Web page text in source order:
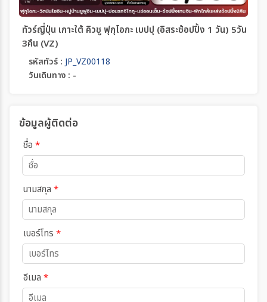
ทัวร์ญี่ปุ่น เกาะใต้ คิวชู ฟุกุโอกะ เบปปุ (อิสระช้อปปิ้ง 1 วัน) 5วัน
3คืน (VZ)
รหัสทัวร์ : JP_VZ00118
วันเดินทาง : -
ข้อมูลผู้ติดต่อ
ชื่อ *
นามสกุล *
เบอร์โทร *
อีเมล *